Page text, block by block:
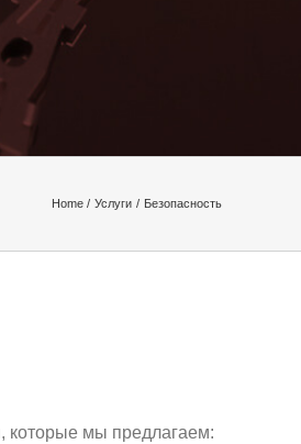
Home Услуги Безопасность
которые мы предлагаем: